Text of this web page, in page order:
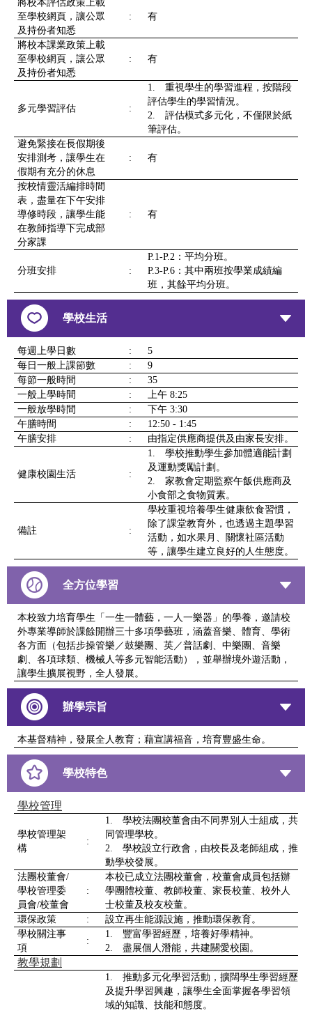
將校本評估政策上載
至學校網頁，讓公眾
及持份者知悉
: 有
將校本課業政策上載
至學校網頁，讓公眾
及持份者知悉
: 有
多元學習評估 :
1. 重視學生的學習進程，按階段
評估學生的學習情況。
2. 評估模式多元化，不僅限於紙
筆評估。
避免緊接在長假期後
安排測考，讓學生在
假期有充分的休息
: 有
按校情靈活編排時間
表，盡量在下午安排
導修時段，讓學生能
在教師指導下完成部
分家課
: 有
分班安排 :
P.1-P.2：平均分班。
P.3-P.6：其中兩班按學業成績編
班，其餘平均分班。
學校生活
每週上學日數 :
5
每日一般上課節數
:
9
每節一般時間
:
35
一般上學時間
:
上午 8:25
一般放學時間
:
下午 3:30
午膳時間
:
12:50 - 1:45
午膳安排
: 由指定供應商提供及由家長安排。
健康校園生活 :
1. 學校推動學生參加體適能計劃
及運動獎勵計劃。
2. 家教會定期監察午飯供應商及
小食部之食物質素。
備註 :
學校重視培養學生健康飲食習慣，
除了課堂教育外，也透過主題學習
活動，如水果月、關懷社區活動
等，讓學生建立良好的人生態度。
全方位學習
本校致力培育學生「一生一體藝，一人一樂器」的學養，邀請校
外專業導師於課餘開辦三十多項學藝班，涵蓋音樂、體育、學術
各方面（包括步操管樂／鼓樂團、英／普話劇、中樂團、音樂
劇、各項球類、機械人等多元智能活動），並舉辦境外遊活動，
讓學生擴展視野，全人發展。
辦學宗旨
本基督精神，發展全人教育；藉宣講福音，培育豐盛生命。
學校特色
學校管理
學校管理架
構
:
1. 學校法團校董會由不同界別人士組成，共
同管理學校。
2. 學校設立行政會，由校長及老師組成，推
動學校發展。
法團校董會/
學校管理委
員會/校董會
:
本校已成立法團校董會，校董會成員包括辦
學團體校董、教師校董、家長校董、校外人
士校董及校友校董。
環保政策
:
設立再生能源設施，推動環保教育。
學校關注事
項
:
1. 豐富學習經歷，培養好學精神。
2. 盡展個人潛能，共建關愛校園。
教學規劃
1. 推動多元化學習活動，擴闊學生學習經歷
及提升學習興趣，讓學生全面掌握各學習領
域的知識、技能和態度。